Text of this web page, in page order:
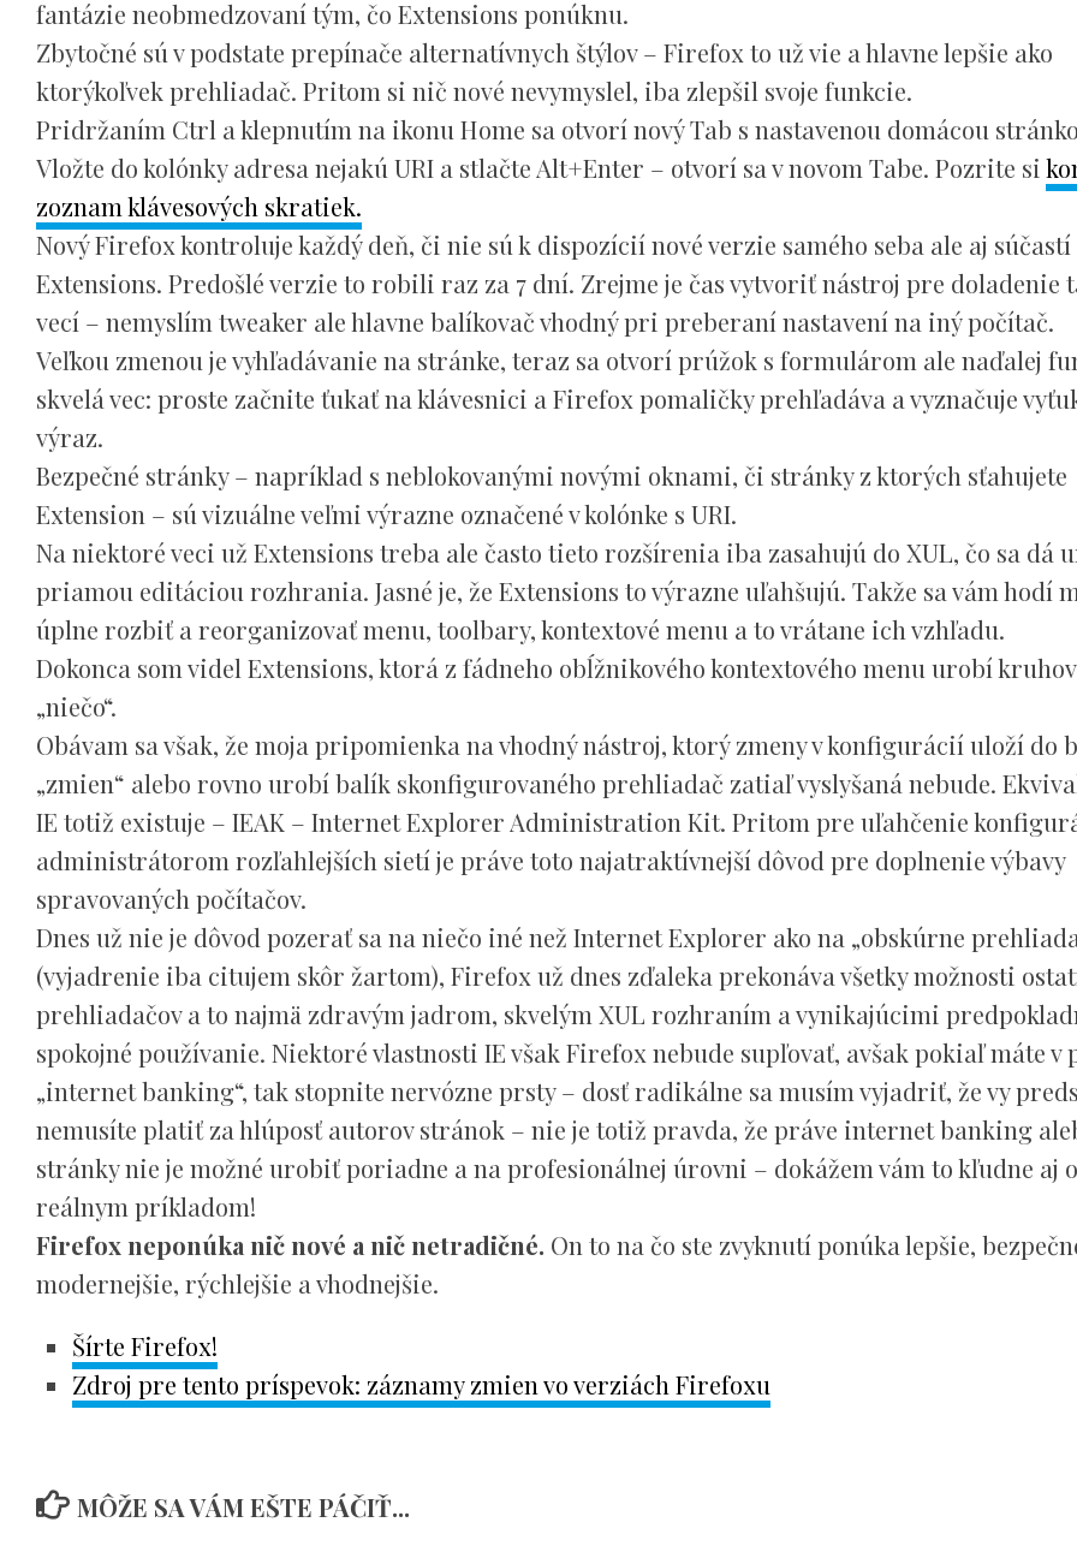
fantázie neobmedzovaní tým, čo Extensions ponúknu.
Zbytočné sú v podstate prepínače alternatívnych štýlov – Firefox to už vie a hlavne lepšie ako
ktorýkoľvek prehliadač. Pritom si nič nové nevymyslel, iba zlepšil svoje funkcie.
Pridržaním Ctrl a klepnutím na ikonu Home sa otvorí nový Tab s nastavenou domácou
Vložte do kolónky adresa nejakú URI a stlačte Alt+Enter – otvorí sa v novom Tabe. Pozrite si
zoznam klávesových skratiek.
Nový Firefox kontroluje každý deň, či nie sú k dispozícií nové verzie samého seba ale aj súčastí
Extensions. Predošlé verzie to robili raz za 7 dní. Zrejme je čas vytvoriť nástroj pre doladenie
vecí – nemyslím tweaker ale hlavne balíkovač vhodný pri preberaní nastavení na iný počítač.
Veľkou zmenou je vyhľadávanie na stránke, teraz sa otvorí prúžok s formulárom ale naďalej
skvelá vec: proste začnite ťukať na klávesnici a Firefox pomaličky prehľadáva a vyznačuje
výraz.
Bezpečné stránky – napríklad s neblokovanými novými oknami, či stránky z ktorých sťahujete
Extension – sú vizuálne veľmi výrazne označené v kolónke s URI.
Na niektoré veci už Extensions treba ale často tieto rozšírenia iba zasahujú do XUL, čo sa dá
priamou editáciou rozhrania. Jasné je, že Extensions to výrazne uľahšujú. Takže sa vám hodí
úplne rozbiť a reorganizovať menu, toolbary, kontextové menu a to vrátane ich vzhľadu.
Dokonca som videl Extensions, ktorá z fádneho obĺžnikového kontextového menu urobí
„niečo“.
Obávam sa však, že moja pripomienka na vhodný nástroj, ktorý zmeny v konfigurácií uloží do
„zmien“ alebo rovno urobí balík skonfigurovaného prehliadač zatiaľ vyslyšaná nebude.
IE totiž existuje – IEAK – Internet Explorer Administration Kit. Pritom pre uľahčenie
administrátorom rozľahlejších sietí je práve toto najatraktívnejší dôvod pre doplnenie výbavy
spravovaných počítačov.
Dnes už nie je dôvod pozerať sa na niečo iné než Internet Explorer ako na „obskúrne
(vyjadrenie iba citujem skôr žartom), Firefox už dnes zďaleka prekonáva všetky možnosti
prehliadačov a to najmä zdravým jadrom, skvelým XUL rozhraním a vynikajúcimi
spokojné používanie. Niektoré vlastnosti IE však Firefox nebude supľovať, avšak pokiaľ máte v
„internet banking“, tak stopnite nervózne prsty – dosť radikálne sa musím vyjadriť, že vy
nemusíte platiť za hlúposť autorov stránok – nie je totiž pravda, že práve internet banking
stránky nie je možné urobiť poriadne a na profesionálnej úrovni – dokážem vám to kľudne aj
reálnym príkladom!
Firefox neponúka nič nové a nič netradičné. On to na čo ste zvyknutí ponúka lepšie,
modernejšie, rýchlejšie a vhodnejšie.
Šírte Firefox!
Zdroj pre tento príspevok: záznamy zmien vo verziách Firefoxu
MÔŽE SA VÁM EŠTE PÁČIŤ...